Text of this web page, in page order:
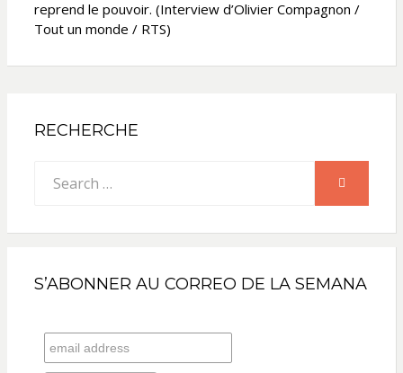
reprend le pouvoir. (Interview d’Olivier Compagnon /
Tout un monde / RTS)
RECHERCHE
for:
SEARCH
S’ABONNER AU CORREO DE LA SEMANA